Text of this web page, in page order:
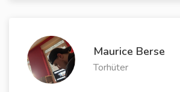
Maurice Berse
Torhüter